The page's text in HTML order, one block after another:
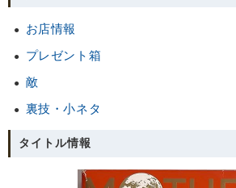
お店情報
プレゼント箱
敵
裏技・小ネタ
タイトル情報